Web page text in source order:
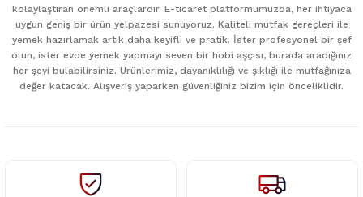
Ürün resmi kalitesiz, bozuk veya görüntülenemiyor.
Ürün bilgilerinde hatalar bulunuyor.
Ürün fiyatı diğer sitelerden daha pahalı.
kolaylaştıran önemli araçlardır. E-ticaret platformumuzda, her ihtiyaca
uygun geniş bir ürün yelpazesi sunuyoruz. Kaliteli mutfak gereçleri ile
yemek hazırlamak artık daha keyifli ve pratik. İster profesyonel bir şef
olun, ister evde yemek yapmayı seven bir hobi aşçısı, burada aradığınız
her şeyi bulabilirsiniz. Ürünlerimiz, dayanıklılığı ve şıklığı ile mutfağınıza
değer katacak. Alışveriş yaparken güvenliğiniz bizim için önceliklidir.